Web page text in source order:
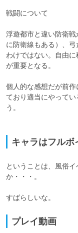
戦闘について
浮遊都市と違い防衛
に防衛線もある）、
わけではない。自由
が重要となる。
個人的な感想だが前
ており適当にやって
う。
キャラはフルボ
ということは、風俗
か・・・。
すばらしいな。
プレイ動画